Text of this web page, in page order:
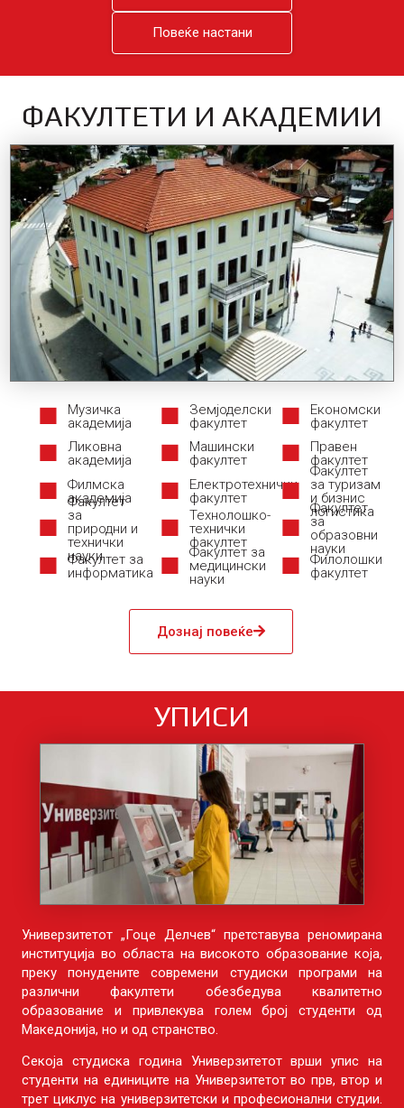
Повеќе настани
ФАКУЛТЕТИ И АКАДЕМИИ
Музичка
академија
Ликовна
академија
Филмска
академија
Факултет
за
природни и
технички
науки
Факултет за
информатика
Земјоделски
факултет
Машински
факултет
Електротехнички
факултет
Технолошко-
технички
факултет
Факултет за
медицински
науки
Економски
факултет
Правен
факултет
Факултет
за туризам
и бизнис
логистика
Факултет
за
образовни
науки
Филолошки
факултет
Дознај повеќе
УПИСИ
Универзитетот „Гоце Делчев“ претставува реномирана
институција во областа на високото образование која,
преку понудените современи студиски програми на
различни факултети обезбедува квалитетно
образование и привлекува голем број студенти од
Македонија, но и од странство.
Секоја студиска година Универзитетот врши упис на
студенти на единиците на Универзитетот во прв, втор и
трет циклус на универзитетски и професионални студии.